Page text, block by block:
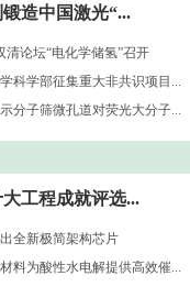
造中国激光“...
清论坛“电化学储氢”召开
科学部征集重大非共识项目...
分子筛微孔道对荧光大分子...
工程成就评选...
全新极简架构芯片
料为酸性水电解提供高效催...